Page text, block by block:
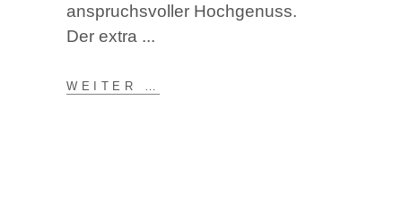
anspruchs­vol­ler Hoch­ge­nuss.
Der extra
WEI­TER …